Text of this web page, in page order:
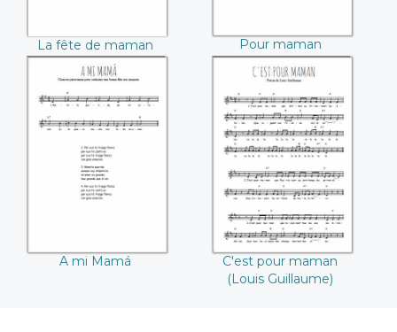
La fête de maman
(Claude Fontaine)
Pour maman
A mi Mamá
A mi Mamá
C'est pour maman
(Louis Guillaume)
C'est pour maman
(Louis Guillaume)